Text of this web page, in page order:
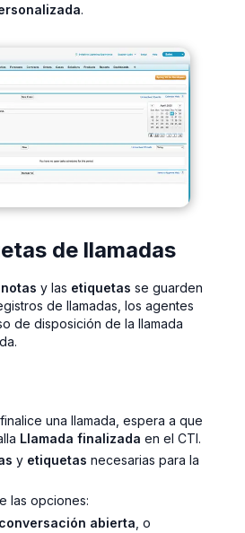
.
de llamadas
notas y las etiquetas se guarden
de llamadas, los agentes
de disposición de la llamada
una llamada, espera a que
Llamada finalizada en el CTI.
y etiquetas necesarias para la
las opciones:
abierta , o